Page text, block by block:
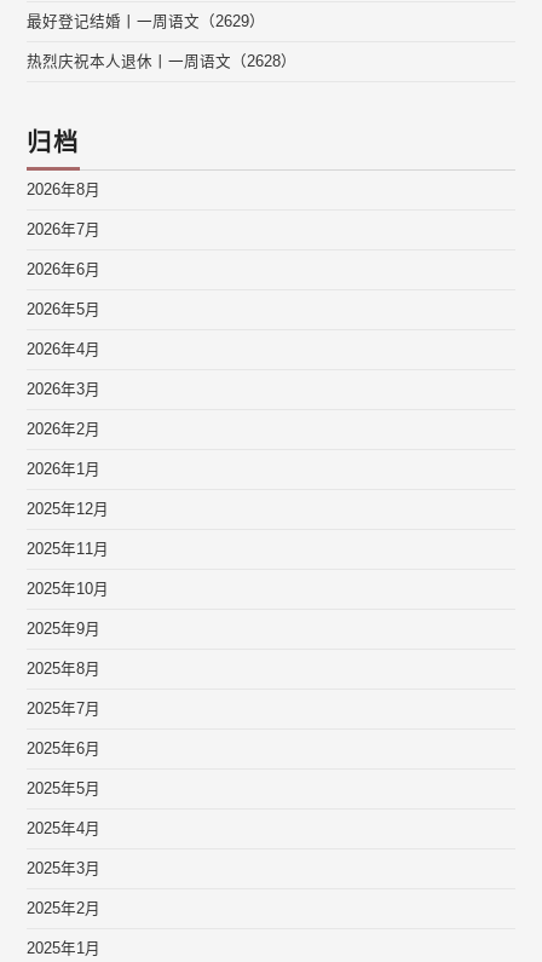
最好登记结婚丨一周语文（2629）
热烈庆祝本人退休丨一周语文（2628）
归档
2026年8月
2026年7月
2026年6月
2026年5月
2026年4月
2026年3月
2026年2月
2026年1月
2025年12月
2025年11月
2025年10月
2025年9月
2025年8月
2025年7月
2025年6月
2025年5月
2025年4月
2025年3月
2025年2月
2025年1月